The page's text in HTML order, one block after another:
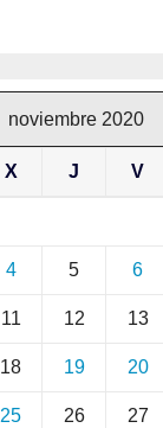
noviembre 2020
X J V
4 5 6
11 12 13
18 19 20
25 26 27